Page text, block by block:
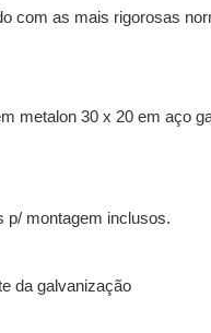
com as mais rigorosas
metalon 30 x 20 em aço
p/ montagem inclusos.
da galvanização